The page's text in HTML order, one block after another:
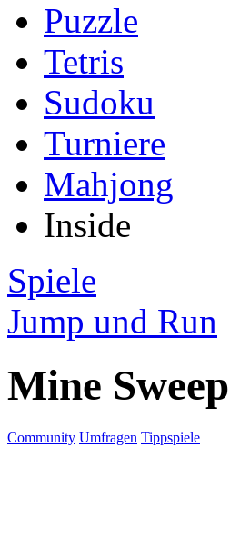
Puzzle
Tetris
Sudoku
Turniere
Mahjong
Inside
Spiele
Jump und Run
Mine
Community Umfragen Tippspiele